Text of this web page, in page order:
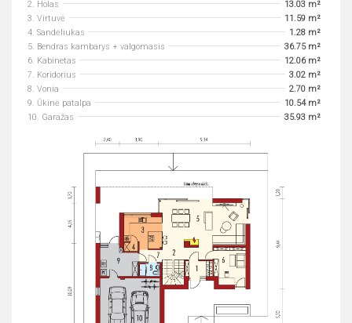
2. Holas
13.03 m²
3. Virtuvė
11.59 m²
4. Sandėliukas
1.28 m²
5. Bendras kambarys + valgomasis
36.75 m²
6. Kabinetas
12.06 m²
7. Koridorius
3.02 m²
8. Vonia
2.70 m²
9. Ūkinė patalpa
10.54 m²
10. Garažas
35.93 m²